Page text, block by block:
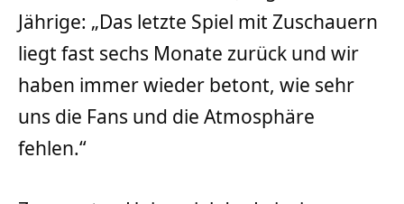
Jährige: „Das letzte Spiel mit Zuschauern
liegt fast sechs Monate zurück und wir
haben immer wieder betont, wie sehr
uns die Fans und die Atmosphäre
fehlen.“